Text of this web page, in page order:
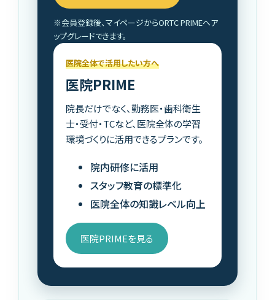
※会員登録後、マイページからORTC PRIMEへア
ップグレードできます。
医院全体で活用したい方へ
医院PRIME
院長だけでなく、勤務医・歯科衛生
士・受付・TCなど、医院全体の学習
環境づくりに活用できるプランです。
院内研修に活用
スタッフ教育の標準化
医院全体の知識レベル向上
医院PRIMEを見る